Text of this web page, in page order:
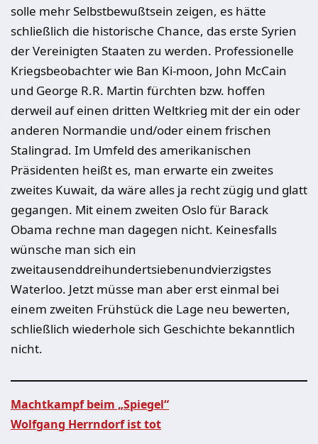
solle mehr Selbstbewußtsein zeigen, es hätte
schließlich die historische Chance, das erste Syrien
der Vereinigten Staaten zu werden. Professionelle
Kriegsbeobachter wie Ban Ki-moon, John McCain
und George R.R. Martin fürchten bzw. hoffen
derweil auf einen dritten Weltkrieg mit der ein oder
anderen Normandie und/oder einem frischen
Stalingrad. Im Umfeld des amerikanischen
Präsidenten heißt es, man erwarte ein zweites
zweites Kuwait, da wäre alles ja recht zügig und glatt
gegangen. Mit einem zweiten Oslo für Barack
Obama rechne man dagegen nicht. Keinesfalls
wünsche man sich ein
zweitausenddreihundertsiebenundvierzigstes
Waterloo. Jetzt müsse man aber erst einmal bei
einem zweiten Frühstück die Lage neu bewerten,
schließlich wiederhole sich Geschichte bekanntlich
nicht.
Machtkampf beim „Spiegel“
Wolfgang Herrndorf ist tot